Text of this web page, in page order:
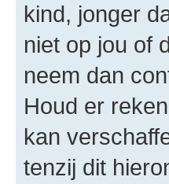
kind, jonger
niet op jou of
neem dan
Houd er
kan
tenzij dit